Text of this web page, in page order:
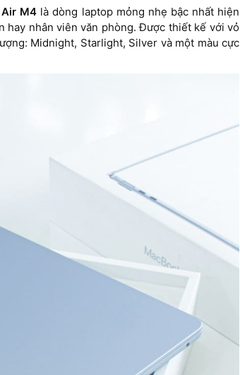
M4 là dòng laptop mỏng nhẹ bậc nhất hiện
hay nhân viên văn phòng. Được thiết kế với vỏ
Midnight, Starlight, Silver và một màu cực